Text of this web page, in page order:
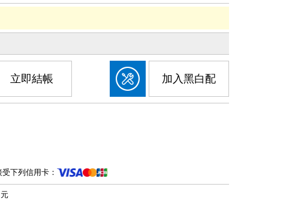
立即結帳 加入黑白配
下列信用卡：
元